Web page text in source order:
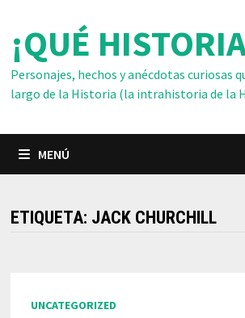
contenido
¡QUÉ
Personajes, hechos y anécdotas curiosas
largo de la Historia (la intrahistoria de la
MENÚ
ETIQUETA: JACK CHURCHILL
UNCATEGORIZED